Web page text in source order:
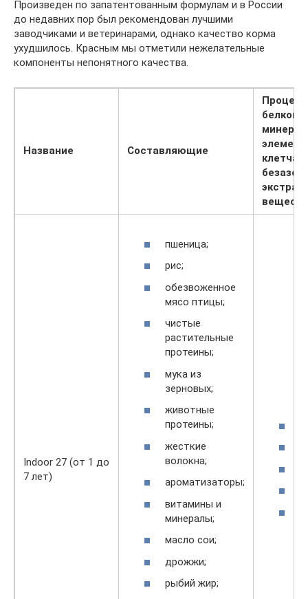
Произведен по запатентованным формулам и в России
до недавних пор был рекомендован лучшими
заводчиками и ветеринарами, однако качество корма
ухудшилось. Красным мы отметили нежелательные
компоненты непонятного качества.
Название Составляющие
Процент
белков,
веществ
Indoor 27 (от 1 до
7 лет)
пшеница;
рис;
обезвоженное
мясо птицы;
чистые
растительные
протеины;
мука из
зерновых;
животные
протеины;
жесткие
волокна;
ароматизаторы;
витамины и
минералы;
масло сои;
дрожжи;
рыбий жир;